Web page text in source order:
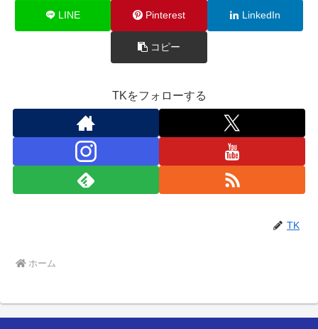
LINE Pinterest LinkedIn
コピー
TKをフォローする
TK
ホーム